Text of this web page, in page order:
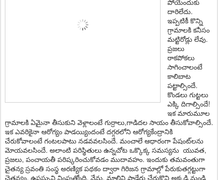
పోయేందుకు
దారిలేదు.
ఇప్ప‌టికీ కొన్ని
గ్రామాల‌కి కనీసం
మ‌ట్టిరోడ్లు లేవు.
ప్ర‌జ‌లు
రాక‌పోక‌లు
సాగించాలంటే
కాలిబాట
ప‌ట్టాల్సిందే.
కొండలు గుట్టలు
ఎక్కి దిగాల్సిందే!
ఇక మారుమూల
గ్రామాల‌కి ఏమైనా తీసుకుని వెళ్లాలంటే గుర్రాలు,గాడిద‌ల సాయం తీసుకోవాల్సిందే.
ఇక ఎవ‌రికైనా ఆరోగ్యం పాడ‌య్యిందంటే ద‌గ్గ‌ర‌లోని ఆరోగ్య‌కేంద్రానికి
చేరుకోవాలంటే గంట‌ల‌పాటు న‌డ‌వ‌వ‌ల‌సిందే. మంచాలే ఆధారంగా పేషంట్‌ల‌ను
మోయ‌వ‌లసిందే. అలాంటి ప‌రిస్థితులు ఉన్నచోట ఒక్కొక్క స‌మ‌స్య‌ను యువ‌త‌,
ప్ర‌జ‌లు, పంచాయ‌తీ ప‌రిష్క‌రించుకోవ‌డం ముదావ‌హం. ఇందుకు తమవంతుగా
చైతన్య స్రవంతి సంస్థ అర‌ణ్యిక ప‌థ‌కం ద్వారా గిరిజ‌న గ్రామాల్లో పేరుకుత‌గ్గ‌ట్టుగా
చైత‌న్యం, ఉష‌స్సుని నింపుతోంది. నేను, మాలిని పాడేరు చేరుకొని అక్కడి నుండి